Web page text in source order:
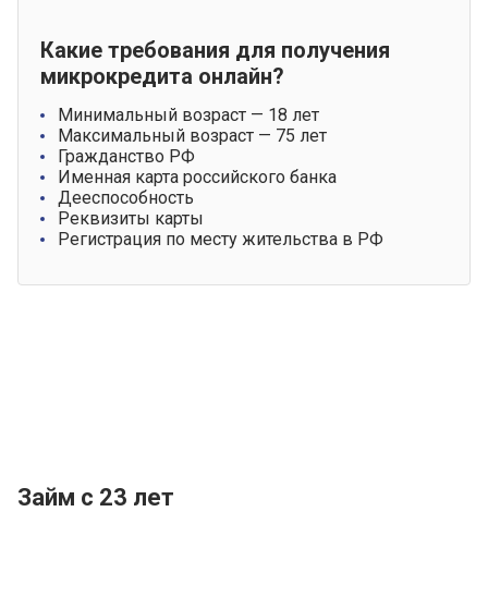
Какие требования для получения
микрокредита онлайн?
Минимальный возраст — 18 лет
Максимальный возраст — 75 лет
Гражданство РФ
Именная карта российского банка
Дееспособность
Реквизиты карты
Регистрация по месту жительства в РФ
Займ с 23 лет